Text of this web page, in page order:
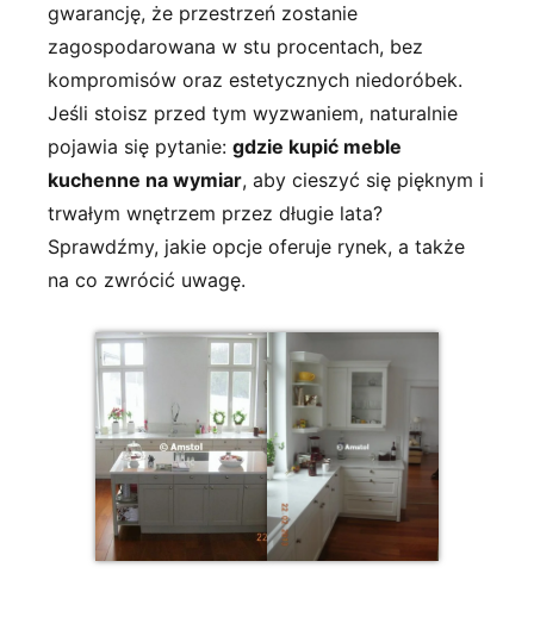
gwarancję, że przestrzeń zostanie
zagospodarowana w stu procentach, bez
kompromisów oraz estetycznych niedoróbek.
Jeśli stoisz przed tym wyzwaniem, naturalnie
pojawia się pytanie: gdzie kupić meble
kuchenne na wymiar, aby cieszyć się pięknym i
trwałym wnętrzem przez długie lata?
Sprawdźmy, jakie opcje oferuje rynek, a także
na co zwrócić uwagę.